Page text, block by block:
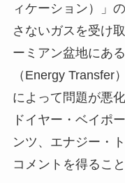
ィケーション）」
さないガスを受け
ーミアン盆地にあ
（Energy Transfer
によって問題が悪
ドイヤー・ベイポ
ンツ、エナジー・
コメントを得るこ